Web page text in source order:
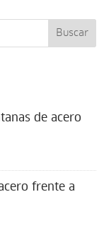
Buscar
de acero
frente a